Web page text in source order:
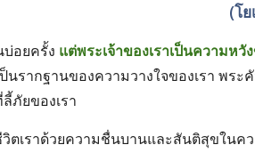
(โ
อยครั้ง แต่พระเจ้าของเราเป็นความหวั
นรากฐานของความวางใจของเรา พร
ภัยของเรา
ตเราด้วยความชื่นบานและสันติสุขใน